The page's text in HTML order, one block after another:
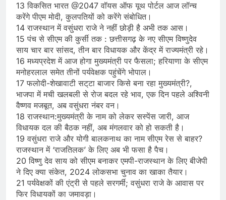
13 विकसित भारत @2047 वॉयस ऑफ यूथ पोर्टल आज लॉन्च
करेंगे पीएम मोदी, कुलपतियों को करेंगे संबोधित।
14 राजस्थान में वसुंधरा राजे ने नहीं छोड़ी है अभी तक आस।
15 पंच से सीएम की कुर्सी तक : छत्तीसगढ़ के नए सीएम विष्णुदेव
साय चार बार सांसद, तीन बार विधायक और केंद्र में राज्यमंत्री रहे।
16 मध्यप्रदेश में आज होगा मुख्यमंत्री पर फैसला; हरियाणा के सीएम
मनोहरलाल समेत तीनों पर्यवेक्षक पहुंचेंगे भोपाल।
17 फलोदी-शेखावाटी सट्‌टा बाजार किसे बना रहा मुख्यमंत्री?,
भाजपा में मची खलबली से रोज बदल रहे भाव, एक दिन पहले अश्विनी
वैष्णव मजबूत, अब वसुंधरा नंबर वन।
18 राजस्थान:मुख्यमंत्री के नाम को लेकर सस्पेंस जारी, आज
विधायक दल की बैठक नहीं, अब मंगलवार को हो सकती है।
19 वसुंधरा राजे और योगी बालकनाथ का नाम सीएम रेस से बाहर?
राजस्थान में ‘राजतिलक’ के लिए अब भी फसा है पैच।
20 विष्णु देव साय को सीएम बनाकर एमपी-राजस्थान के लिए बीजेपी
ने दिए क्या संकेत, 2024 लोकसभा चुनाव का खाका तैयार।
21 पर्यवेक्षकों की एंट्री से पहले सरगर्मी; वसुंधरा राजे के आवास पर
फिर विधायकों का जमावड़ा।